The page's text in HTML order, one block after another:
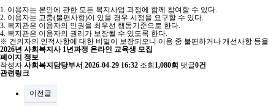
1. 이용자는 본인에 관한 모든 복지사업 과정에 함께 참여할 수 있다.
2. 이용자는 고충(불편사항)이 있을 경우 시정을 요구할 수 있다.
3. 복지관은 이용자의 인권을 최우선 행동기준으로 한다.
4. 복지관은 이용자의 권리가 보장될 수 있도록 한다.
※ 건의자의 인적사항에 대한 비밀이 보장되오니 이용 중 불편하거나 개선사항 등
2026년 사회복지사 1년과정 온라인 교육생 모집
페이지 정보
작성자 사회복지담당부서 2026-04-29 16:32 조회 1,080회 댓글0건
관련링크
이전글